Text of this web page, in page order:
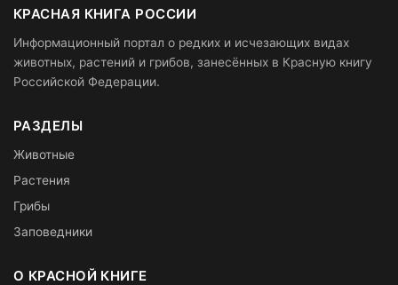
КРАСНАЯ КНИГА РОССИИ
Информационный портал о редких и исчезающих видах
животных, растений и грибов, занесённых в Красную книгу
Российской Федерации.
РАЗДЕЛЫ
Животные
Растения
Грибы
Заповедники
О КРАСНОЙ КНИГЕ